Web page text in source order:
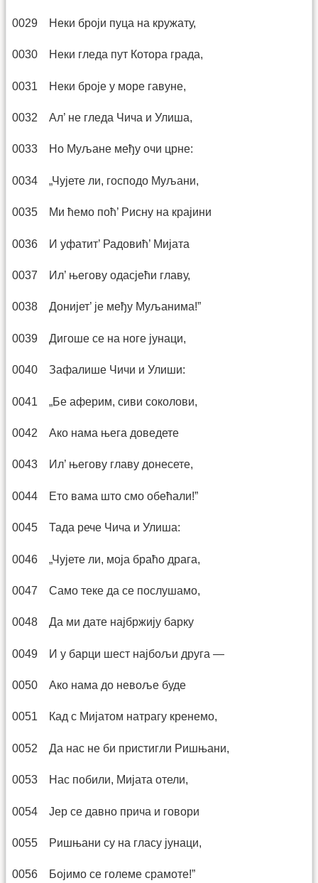
0029 Неки броји пуца на кружату,
0030 Неки гледа пут Котора града,
0031 Неки броје у море гавуне,
0032 Ал’ не гледа Чича и Улиша,
0033 Но Муљане међу очи црне:
0034 „Чујете ли, господо Муљани,
0035 Ми ћемо поћ’ Рисну на крајини
0036 И уфатит’ Радовић’ Мијата
0037 Ил’ његову одасјећи главу,
0038 Донијет’ је међу Муљанима!”
0039 Дигоше се на ноге јунаци,
0040 Зафалише Чичи и Улиши:
0041 „Бе аферим, сиви соколови,
0042 Ако нама њега доведете
0043 Ил’ његову главу донесете,
0044 Ето вама што смо обећали!”
0045 Тада рече Чича и Улиша:
0046 „Чујете ли, моја браћо драга,
0047 Само теке да се послушамо,
0048 Да ми дате најбржију барку
0049 И у барци шест најбољи друга —
0050 Ако нама до невоље буде
0051 Кад с Мијатом натрагу кренемо,
0052 Да нас не би пристигли Ришњани,
0053 Нас побили, Мијата отели,
0054 Јер се давно прича и говори
0055 Ришњани су на гласу јунаци,
0056 Бојимо се големе срамоте!”